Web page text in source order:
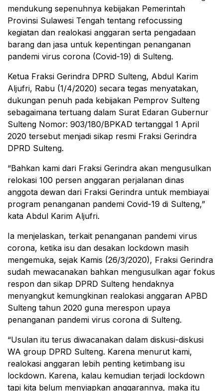
mendukung sepenuhnya kebijakan Pemerintah
Provinsi Sulawesi Tengah tentang refocussing
kegiatan dan realokasi anggaran serta pengadaan
barang dan jasa untuk kepentingan penanganan
pandemi virus corona (Covid-19) di Sulteng.
Ketua Fraksi Gerindra DPRD Sulteng, Abdul Karim
Aljufri, Rabu (1/4/2020) secara tegas menyatakan,
dukungan penuh pada kebijakan Pemprov Sulteng
sebagaimana tertuang dalam Surat Edaran Gubernur
Sulteng Nomor: 903/180/BPKAD tertanggal 1 April
2020 tersebut menjadi sikap resmi Fraksi Gerindra
DPRD Sulteng.
“Bahkan kami dari Fraksi Gerindra akan mengusulkan
relokasi 100 persen anggaran perjalanan dinas
anggota dewan dari Fraksi Gerindra untuk membiayai
program penanganan pandemi Covid-19 di Sulteng,”
kata Abdul Karim Aljufri.
Ia menjelaskan, terkait penanganan pandemi virus
corona, ketika isu dan desakan lockdown masih
mengemuka, sejak Kamis (26/3/2020), Fraksi Gerindra
sudah mewacanakan bahkan mengusulkan agar fokus
respon dan sikap DPRD Sulteng hendaknya
menyangkut kemungkinan realokasi anggaran APBD
Sulteng tahun 2020 guna merespon upaya
penanganan pandemi virus corona di Sulteng.
“Usulan itu terus diwacanakan dalam diskusi-diskusi
WA group DPRD Sulteng. Karena menurut kami,
realokasi anggaran lebih penting ketimbang isu
lockdown. Karena, kalau kemudian terjadi lockdown
tapi kita belum menyiapkan anggarannya, maka itu